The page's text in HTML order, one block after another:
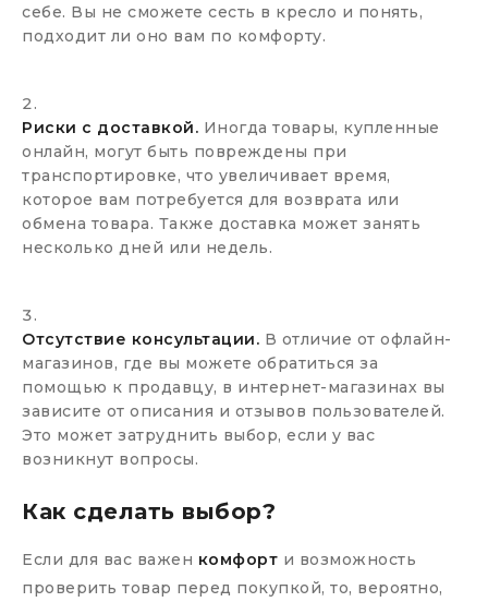
себе. Вы не сможете сесть в кресло и понять,
подходит ли оно вам по комфорту.
Риски с доставкой. Иногда товары, купленные
онлайн, могут быть повреждены при
транспортировке, что увеличивает время,
которое вам потребуется для возврата или
обмена товара. Также доставка может занять
несколько дней или недель.
Отсутствие консультации. В отличие от офлайн-
магазинов, где вы можете обратиться за
помощью к продавцу, в интернет-магазинах вы
зависите от описания и отзывов пользователей.
Это может затруднить выбор, если у вас
возникнут вопросы.
Как сделать выбор?
Если для вас важен комфорт и возможность
проверить товар перед покупкой, то, вероятно,